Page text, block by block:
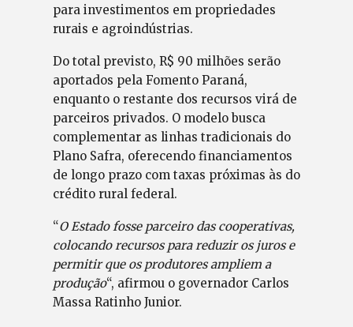
para investimentos em propriedades
rurais e agroindústrias.
Do total previsto, R$ 90 milhões serão
aportados pela Fomento Paraná,
enquanto o restante dos recursos virá de
parceiros privados. O modelo busca
complementar as linhas tradicionais do
Plano Safra, oferecendo financiamentos
de longo prazo com taxas próximas às do
crédito rural federal.
“O Estado fosse parceiro das cooperativas,
colocando recursos para reduzir os juros e
permitir que os produtores ampliem a
produção“, afirmou o governador Carlos
Massa Ratinho Junior.